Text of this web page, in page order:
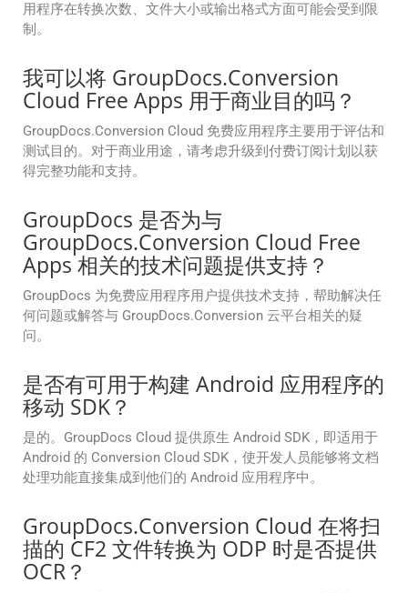
用程序在转换次数、文件大小或输出格式方面可能会受到限
制。
我可以将 GroupDocs.Conversion
Cloud Free Apps 用于商业目的吗？
GroupDocs.Conversion Cloud 免费应用程序主要用于评估和
测试目的。对于商业用途，请考虑升级到付费订阅计划以获
得完整功能和支持。
GroupDocs 是否为与
GroupDocs.Conversion Cloud Free
Apps 相关的技术问题提供支持？
GroupDocs 为免费应用程序用户提供技术支持，帮助解决任
何问题或解答与 GroupDocs.Conversion 云平台相关的疑
问。
是否有可用于构建 Android 应用程序的
移动 SDK？
是的。GroupDocs Cloud 提供原生 Android SDK，即适用于
Android 的 Conversion Cloud SDK，使开发人员能够将文档
处理功能直接集成到他们的 Android 应用程序中。
GroupDocs.Conversion Cloud 在将扫
描的 CF2 文件转换为 ODP 时是否提供
OCR？